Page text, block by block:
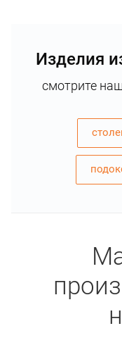
Изделия
смотрите